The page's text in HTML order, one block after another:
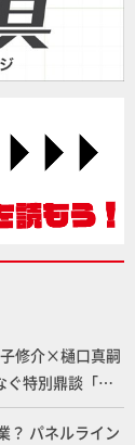
修介×樋口真嗣
特別鼎談「ガ
？ パネルライン